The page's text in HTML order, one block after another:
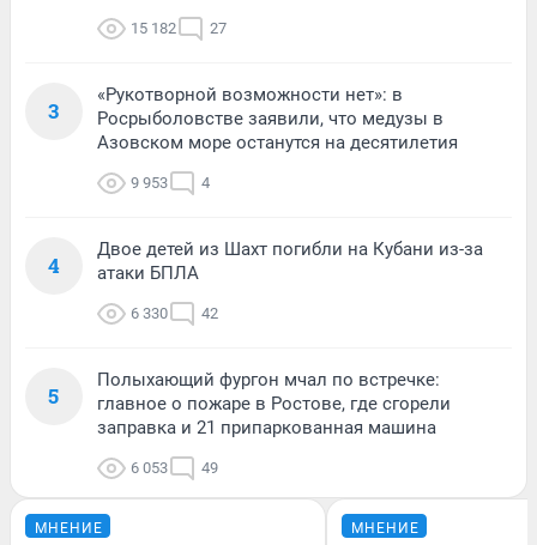
15 182 27
3
«Рукотворной возможности нет»: в
Росрыболовстве заявили, что медузы в
Азовском море останутся на десятилетия
9 953 4
4
Двое детей из Шахт погибли на Кубани из-за
атаки БПЛА
6 330 42
5
Полыхающий фургон мчал по встречке:
главное о пожаре в Ростове, где сгорели
заправка и 21 припаркованная машина
6 053 49
МНЕНИЕ МНЕНИЕ